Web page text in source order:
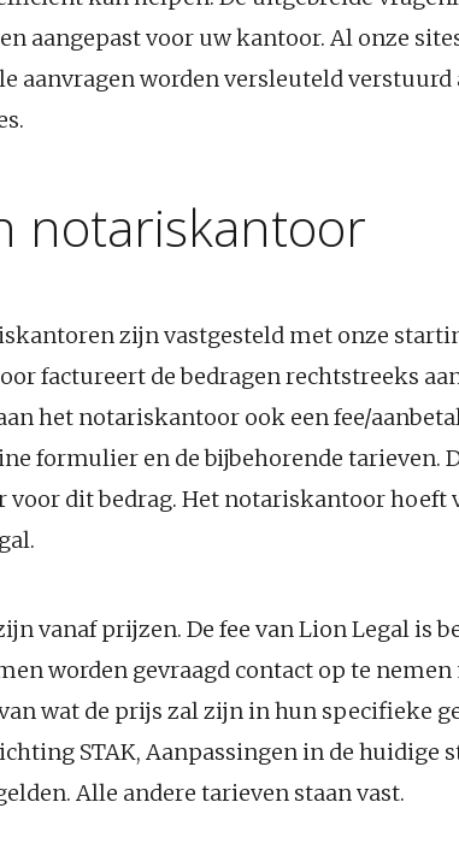
aangepast voor uw kantoor. Al onze
aanvragen worden versleuteld verstuurd
notariskantoor
zijn vastgesteld met onze
factureert de bedragen rechtstreeks
het notariskantoor ook een fee/
formulier en de bijbehorende tarieven.
voor dit bedrag. Het notariskantoor hoeft
vanaf prijzen. De fee van Lion Legal is
worden gevraagd contact op te
wat de prijs zal zijn in hun specifieke
STAK, Aanpassingen in de huidige
Alle andere tarieven staan vast.